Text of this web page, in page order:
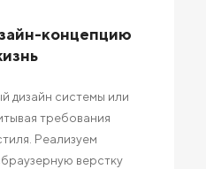
концепцию
дизайн системы или
требования
Реализуем
верстку